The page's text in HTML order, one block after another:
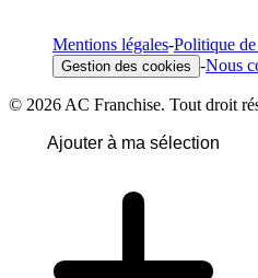
Mentions légales-Politique
Gestion des cookies -Nous
© 2026 AC Franchise. Tout droit
Ajouter à ma sélection